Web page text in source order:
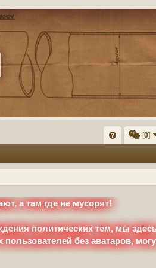
Q
[0]
а там где не мусорят!
политических тем, мы
без аватаров,